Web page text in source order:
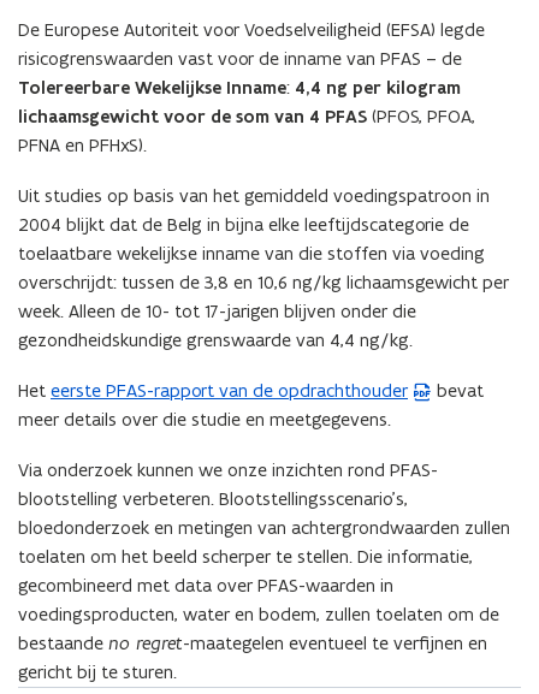
vergrote
weergave)e
u
w
v
e
s
t
e
r
De Europese Autoriteit voor Voedselveiligheid (EFSA) legde
risicogrenswaarden vast voor de inname van PFAS – de
Tolereerbare Wekelijkse Inname: 4,4 ng per kilogram
lichaamsgewicht voor de som van 4 PFAS (PFOS, PFOA,
PFNA en PFHxS).
Uit studies op basis van het gemiddeld voedingspatroon in
2004 blijkt dat de Belg in bijna elke leeftijdscategorie de
toelaatbare wekelijkse inname van die stoffen via voeding
overschrijdt: tussen de 3,8 en 10,6 ng/kg lichaamsgewicht per
week. Alleen de 10- tot 17-jarigen blijven onder die
gezondheidskundige grenswaarde van 4,4 ng/kg.
Het eerste PFAS-rapport van de opdrachthouder
(
P
F
b
e
s
t
a
n
d
bevat
meer details over die studie en meetgegevens.
Via onderzoek kunnen we onze inzichten rond PFAS-
blootstelling verbeteren. Blootstellingsscenario’s,
bloedonderzoek en metingen van achtergrondwaarden zullen
toelaten om het beeld scherper te stellen. Die informatie,
gecombineerd met data over PFAS-waarden in
voedingsproducten, water en bodem, zullen toelaten om de
bestaande no regret-maategelen eventueel te verfijnen en
gericht bij te sturen.